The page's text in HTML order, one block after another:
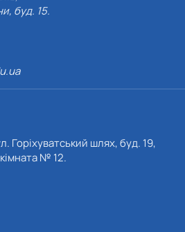
буд. 15.
Горіхуватський шлях, буд. 19,
№ 12.